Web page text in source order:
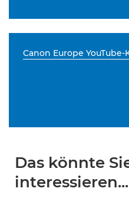
Canon Europe YouTube-
Das könnte
interessieren...